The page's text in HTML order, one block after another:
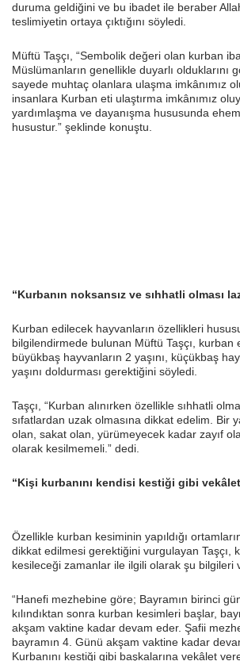
duruma geldiğini ve bu ibadet ile beraber
teslimiyetin ortaya çıktığını söyledi.
Müftü Taşçı, “Sembolik değeri olan kurban
Müslümanların genellikle duyarlı olduklarını
sayede muhtaç olanlara ulaşma imkânımız
insanlara Kurban eti ulaştırma imkânımız
yardımlaşma ve dayanışma hususunda
husustur.” şeklinde konuştu.
“Kurbanın noksansız ve sıhhatli olması
Kurban edilecek hayvanların özellikleri
bilgilendirmede bulunan Müftü Taşçı, kurban
büyükbaş hayvanların 2 yaşını, küçükbaş
yaşını doldurması gerektiğini söyledi.
Taşçı, “Kurban alınırken özellikle sıhhatli
sıfatlardan uzak olmasına dikkat edelim. Bir
olan, sakat olan, yürümeyecek kadar zayıf
olarak kesilmemeli.” dedi.
“Kişi kurbanını kendisi kestiği gibi
Özellikle kurban kesiminin yapıldığı
dikkat edilmesi gerektiğini vurgulayan Taşçı,
kesileceği zamanlar ile ilgili olarak şu bilgileri
“Hanefi mezhebine göre; Bayramın birinci
kılındıktan sonra kurban kesimleri başlar,
akşam vaktine kadar devam eder. Şafii
bayramın 4. Günü akşam vaktine kadar
Kurbanını kestiği gibi başkalarına vekâlet